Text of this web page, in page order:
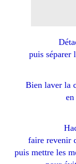
puis séparer
Bien laver la
faire revenir
puis mettre les